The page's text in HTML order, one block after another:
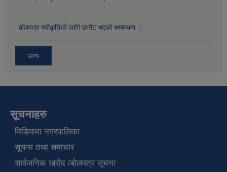
बोलपत्र स्वीकृतिको लागि छनौट भएको सम्बन्धमा ।
अन्य
सूचनाहरु
मिडियामा नगरपालिका
सूचना तथा समाचार
सार्वजनिक खरीद /बोलपत्र सूचना